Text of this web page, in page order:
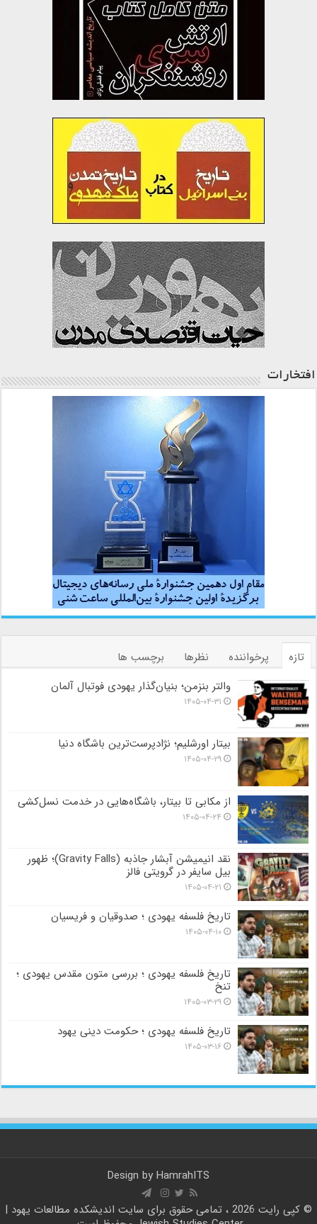
افتخارات
تازه پرخواننده نظرها
برچسب ها
والتر بنزمن؛ بنیان‌گذار یهودی فوتبال آلمان
۱۴۰۵-۰۴-۳۱
بیتار اورشلیم؛ نژادپرست‌ترین باشگاه دنیا
۱۴۰۵-۰۴-۲۹
از مکابی تا بیتار، باشگاه‌هایی در خدمت نسل‌کشی
۱۴۰۵-۰۴-۲۴
نقد انیمیشن آبشار جاذبه (Gravity Falls)؛ ظهور
بیل سایفر در گرویتی فالز
۱۴۰۵-۰۴-۲۱
تاریخ فلسفه یهودی ؛ صدوقیان و فریسیان
۱۴۰۵-۰۴-۱۰
تاریخ فلسفه یهودی ؛ بررسی متون مقدس یهودی ؛
تنخ
۱۴۰۵-۰۳-۲۹
تاریخ فلسفه یهودی ؛ حکومت دینی یهود
۱۴۰۵-۰۳-۱۶
Design by HamrahITS
© کپی رایت 2026 ، تمامی حقوق برای سایت
اندیشکده مطالعات یهود |